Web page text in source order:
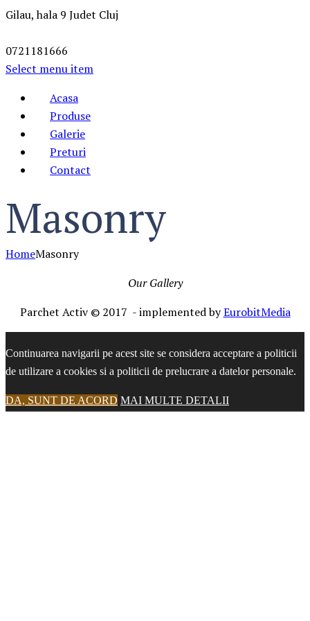
Gilau, hala 9 Judet Cluj
0721181666
Select menu item
Acasa
Produse
Galerie
Preturi
Contact
Masonry
HomeMasonry
Our Gallery
Parchet Activ © 2017 - implemented byEurobitMedia
Continuarea navigarii pe acest site se considera acceptare a politicii
de utilizare a cookies si a politicii de prelucrare a datelor personale.
DA, SUNT DE ACORD MAI MULTE DETALII